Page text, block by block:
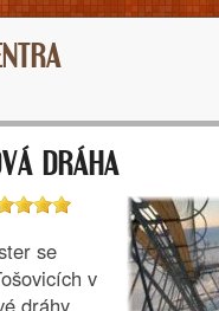
DRÁHA
se
v
dráhy